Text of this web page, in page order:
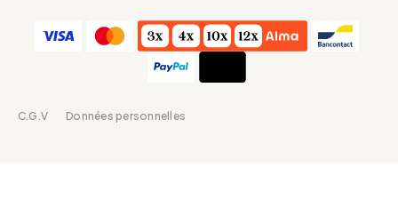
C.G.V Données personnelles